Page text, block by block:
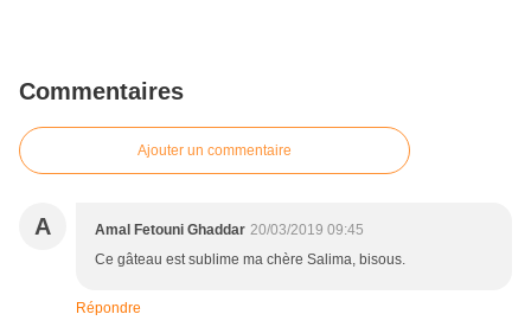
Commentaires
Ajouter un commentaire
A Amal Fetouni Ghaddar 20/03/2019 09:45
Ce gâteau est sublime ma chère Salima, bisous.
Répondre